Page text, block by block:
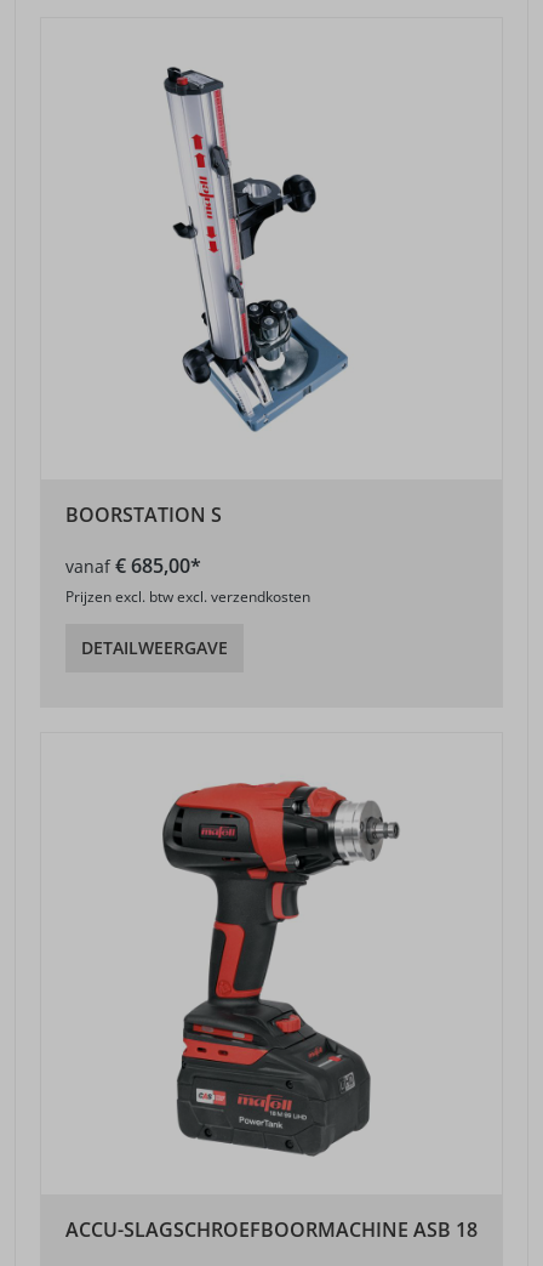
BOORSTATION S
vanaf€ 685,00*
Prijzen excl. btw excl. verzendkosten
DETAILWEERGAVE
ACCU-SLAGSCHROEFBOORMACHINE ASB 18